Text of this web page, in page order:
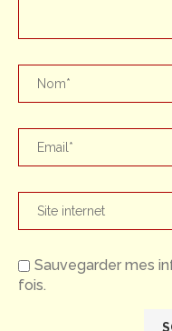
Sauvegarder mes
fois.